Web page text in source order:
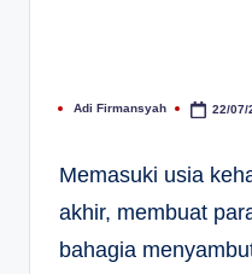
Posted
Adi Firmansyah 22/07/
Memasuki usia
akhir, membuat
bahagia